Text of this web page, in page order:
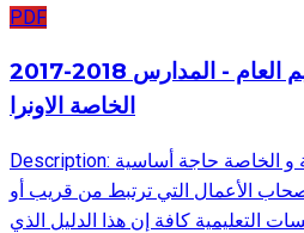
PDF
2017-2018 دليل المدارس للتّعليم العام - المدارس
الخاصة الاونرا
Description: يلبي دليل المدارس الرسمية و الخاصة حاجة أساسية
الأعمال التي ترتبط من قريب أو
التعليمية كافة إن هذا الدليل الذي